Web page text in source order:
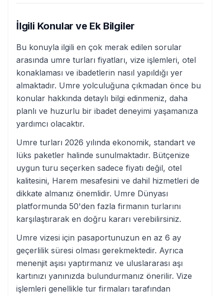
İlgili Konular ve Ek Bilgiler
Bu konuyla ilgili en çok merak edilen sorular
arasında umre turları fiyatları, vize işlemleri, otel
konaklaması ve ibadetlerin nasıl yapıldığı yer
almaktadır. Umre yolculuğuna çıkmadan önce bu
konular hakkında detaylı bilgi edinmeniz, daha
planlı ve huzurlu bir ibadet deneyimi yaşamanıza
yardımcı olacaktır.
Umre turları 2026 yılında ekonomik, standart ve
lüks paketler halinde sunulmaktadır. Bütçenize
uygun turu seçerken sadece fiyatı değil, otel
kalitesini, Harem mesafesini ve dahil hizmetleri de
dikkate almanız önemlidir. Umre Dünyası
platformunda 50'den fazla firmanın turlarını
karşılaştırarak en doğru kararı verebilirsiniz.
Umre vizesi için pasaportunuzun en az 6 ay
geçerlilik süresi olması gerekmektedir. Ayrıca
menenjit aşısı yaptırmanız ve uluslararası aşı
kartınızı yanınızda bulundurmanız önerilir. Vize
işlemleri genellikle tur firmaları tarafından